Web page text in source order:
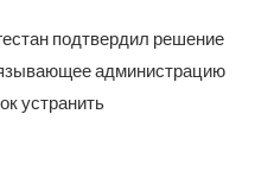
подтвердил решение
администрацию
устранить